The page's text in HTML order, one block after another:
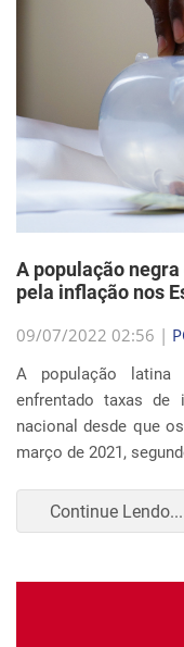
A população
pela inflação nos
09/07/2022 02:56 |
A população
enfrentado taxas
nacional desde que
março de 2021,
Continue Lendo...